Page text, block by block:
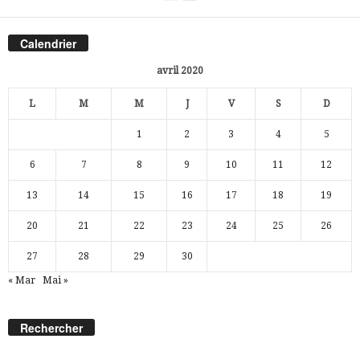
Calendrier
avril 2020
L M M J V S D
1 2 3 4 5
6 7 8 9 10 11 12
13 14 15 16 17 18 19
20 21 22 23 24 25 26
27 28 29 30
« Mar Mai »
Rechercher